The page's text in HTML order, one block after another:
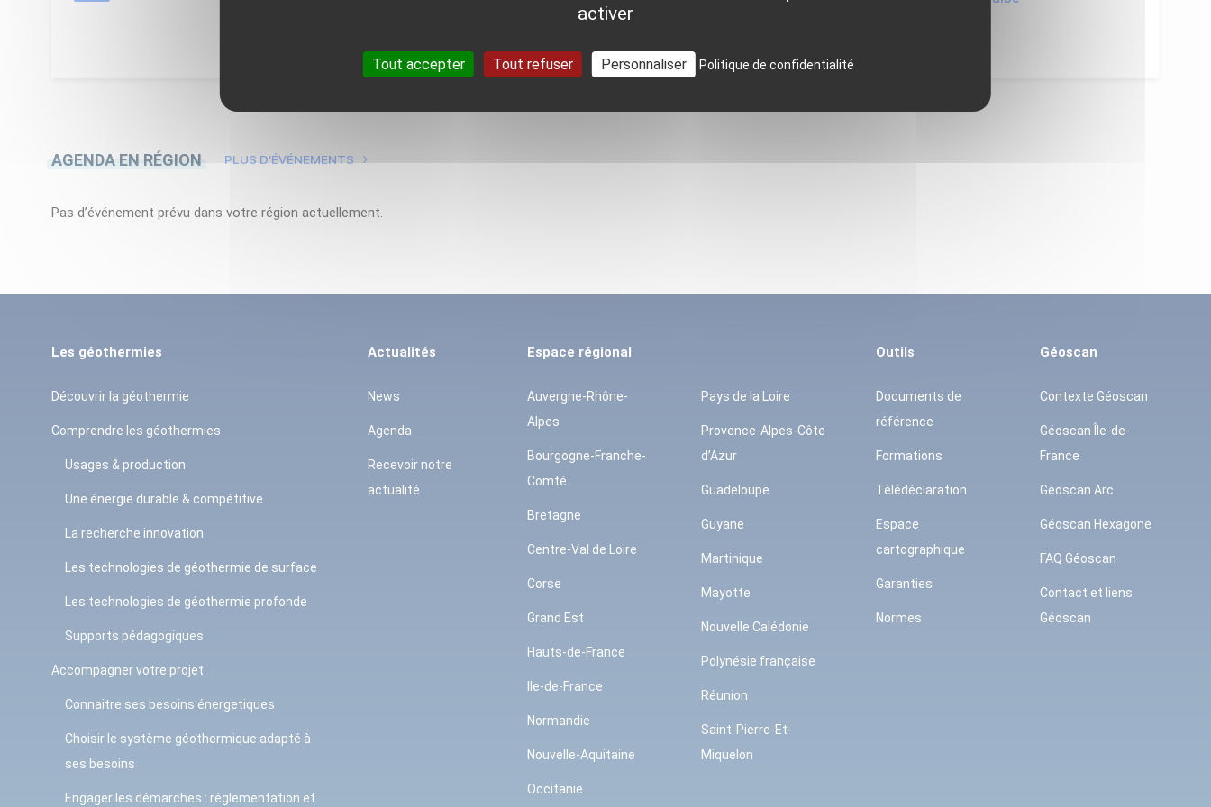
AGENDA EN RÉGION PLUS D'ÉVÉNEMENTS
Pas d’événement prévu dans votre région actuellement.
Les géothermies
Découvrir la géothermie
Comprendre les géothermies
Usages & production
Une énergie durable & compétitive
La recherche innovation
Les technologies de géothermie de surface
Les technologies de géothermie profonde
Supports pédagogiques
Accompagner votre projet
Connaitre ses besoins énergetiques
Choisir le système géothermique adapté à
ses besoins
Engager les démarches : réglementation et
Actualités
News
Agenda
Recevoir notre
actualité
Espace régional
Auvergne-Rhône-
Alpes
Bourgogne-Franche-
Comté
Bretagne
Centre-Val de Loire
Corse
Grand Est
Hauts-de-France
Ile-de-France
Normandie
Nouvelle-Aquitaine
Occitanie
Pays de la Loire
Provence-Alpes-Côte
d’Azur
Guadeloupe
Guyane
Martinique
Mayotte
Nouvelle Calédonie
Polynésie française
Réunion
Saint-Pierre-Et-
Miquelon
Outils
Documents de
référence
Formations
Télédéclaration
Espace
cartographique
Garanties
Normes
Géoscan
Contexte Géoscan
Géoscan Île-de-
France
Géoscan Arc
Géoscan Hexagone
FAQ Géoscan
Contact et liens
Géoscan
activer
Tout accepter Tout refuser Personnaliser Politique de confidentialité